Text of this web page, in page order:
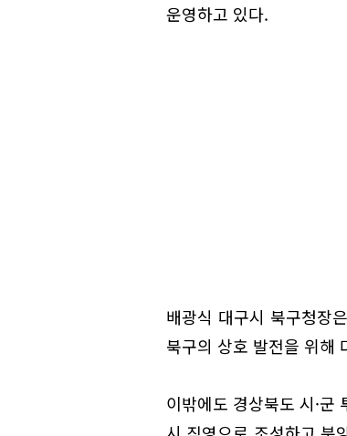
운영하고 있다.
배광식 대구시 북구청장
북구의 상호 발전을 위해
이밖에도 경상북도 시·군